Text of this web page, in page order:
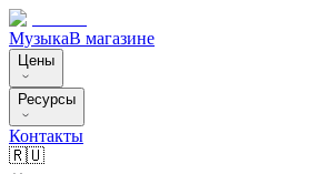
МузыкаВ магазине
Цены
Ресурсы
Контакты
🇷🇺